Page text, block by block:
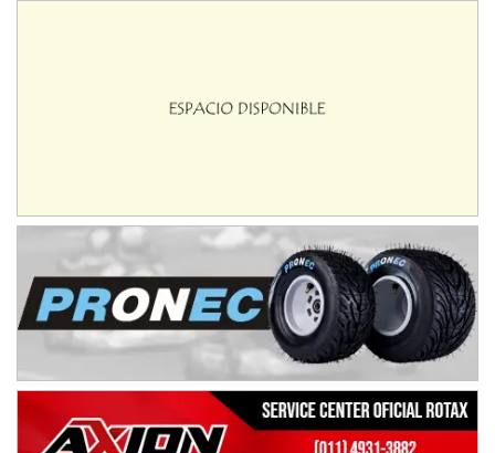
IAME SERIES ARGENTINA 6
Ramiro Tot (Asfalto)
Baradero (Buenos Aires)
KDO - F6
Ciudad de Trenque Lauquen (Asfalto)
Trenque Lauquen (Buenos Aires)
ENTRERRIANO - F6 (POSTERGADA)
Villaguay (Entre Ríos)